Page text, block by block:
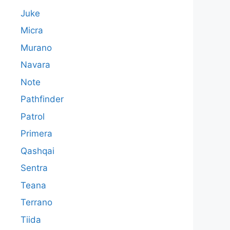
Juke
Micra
Murano
Navara
Note
Pathfinder
Patrol
Primera
Qashqai
Sentra
Teana
Terrano
Tiida